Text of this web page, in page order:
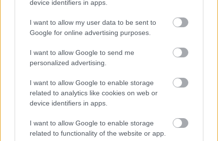
device identifiers in apps.
I want to allow my user data to be sent to
Google for online advertising purposes.
I want to allow Google to send me
personalized advertising.
I want to allow Google to enable storage
related to analytics like cookies on web or
device identifiers in apps.
I want to allow Google to enable storage
related to functionality of the website or app.
A történet az első világháború idején játszódik, és
alkotók erre is tekintettel lesznek. Hatalmas kétfejű
sas áll majd a díszletünk hátterében, ebben jelenik
enteriőrje. A látványosság mellett a dalok
emlékezetes interpretálása is céljuk lesz.
Forrás: Szegedi Szabadtéri Játékok